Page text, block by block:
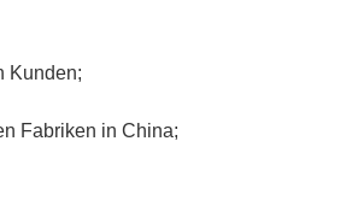
Kunden;
Fabriken in China;